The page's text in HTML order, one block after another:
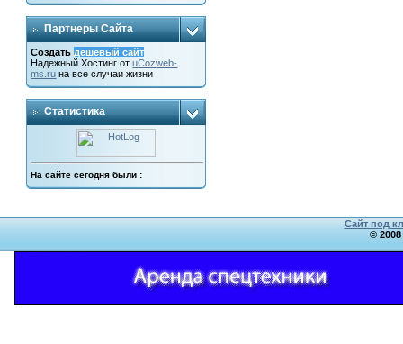
Партнеры Сайта
Создать дешевый сайт
НадежныйХостинг отuCozweb-
ms.ru на все случаи жизни
Статистика
На сайте сегодня были :
Сайт под
©